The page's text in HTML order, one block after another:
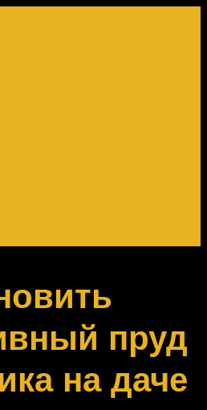
пруд
на даче